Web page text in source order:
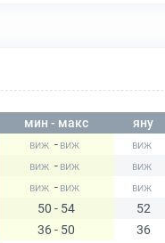
мин - макс яну
-
-
-
50 - 54 52
36 - 50 36